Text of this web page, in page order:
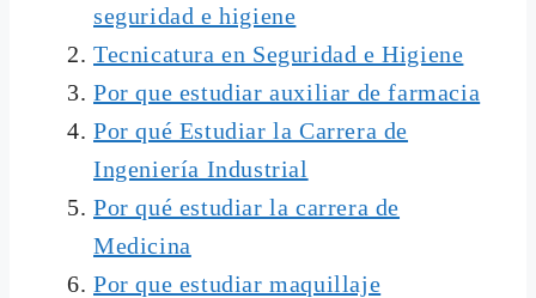
seguridad e higiene
Tecnicatura en Seguridad e Higiene
Por que estudiar auxiliar de farmacia
Por qué Estudiar la Carrera de
Ingeniería Industrial
Por qué estudiar la carrera de
Medicina
Por que estudiar maquillaje